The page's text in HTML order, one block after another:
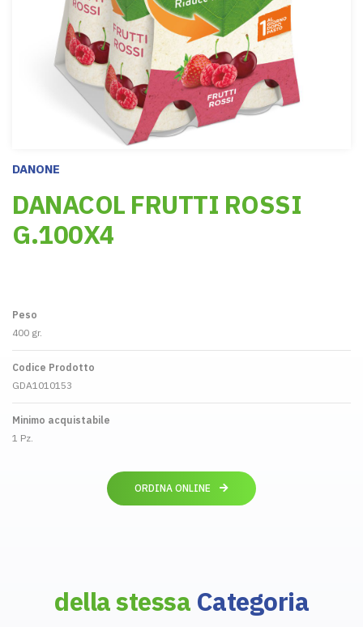
DANONE
DANACOL FRUTTI ROSSI
G.100X4
Peso
400 gr.
Codice Prodotto
GDA1010153
Minimo acquistabile
1 Pz.
ORDINA ONLINE
della stessa Categoria